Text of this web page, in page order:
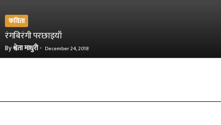
कविता
रंगबिरंगी परछाइयाँ
Byश्वेता माधुरी- December 24, 2018